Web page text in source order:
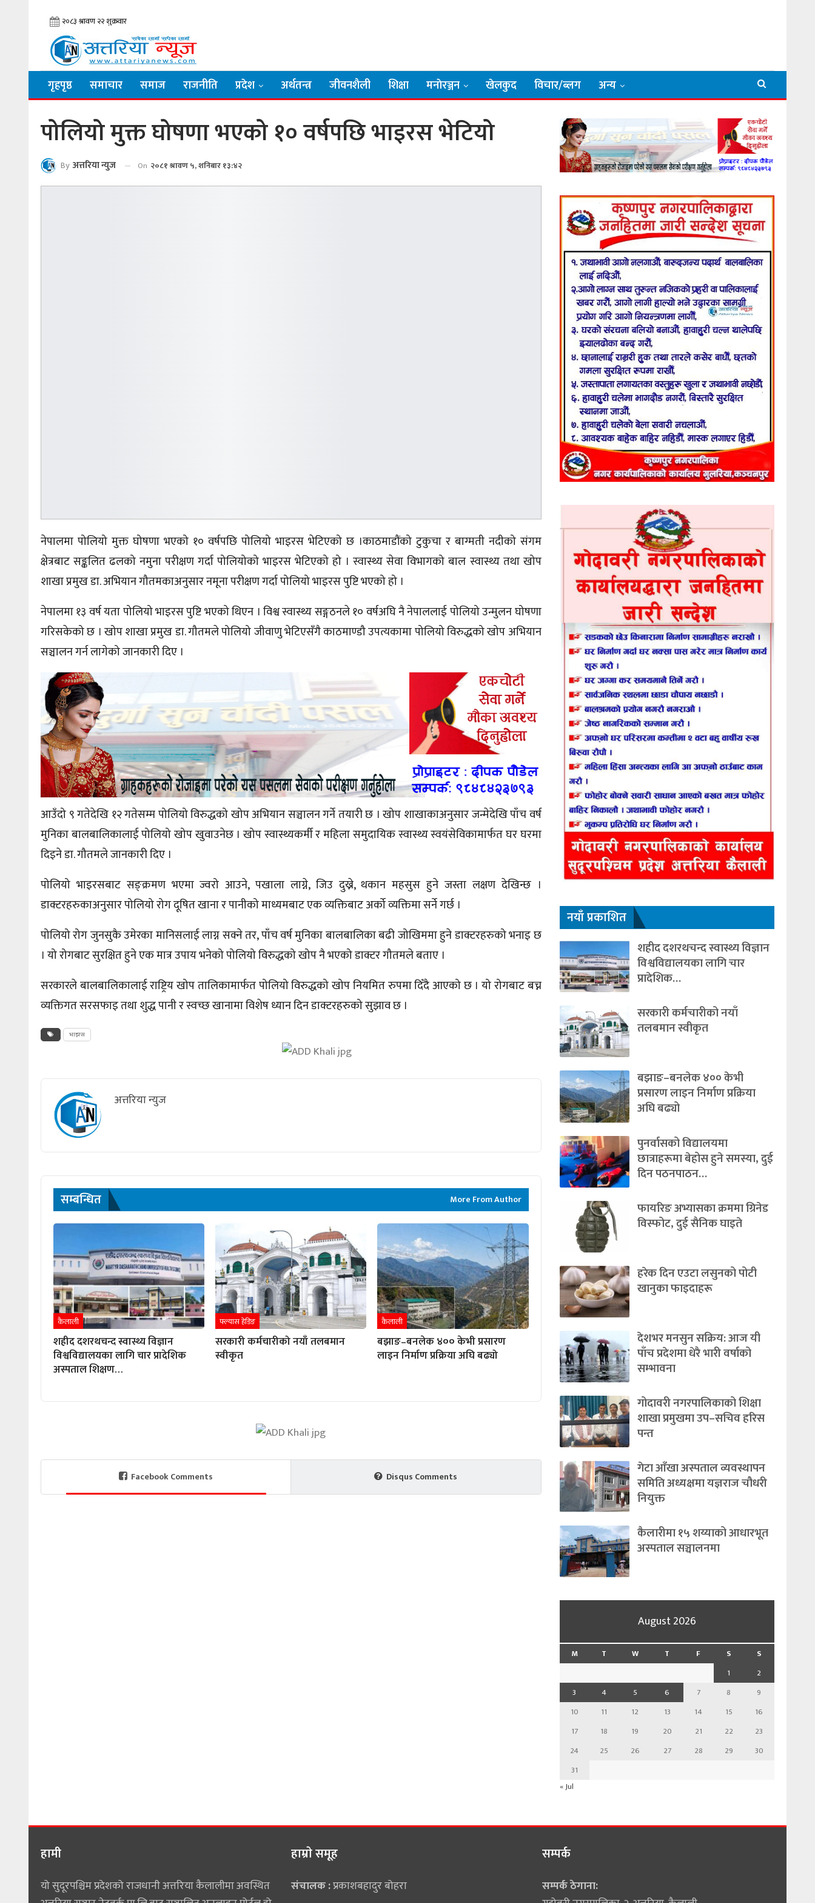
गृहपृष्ठ समाचार समाज राजनीति प्रदेश अर्थतन्त्र जीवनशैली शिक्षा मनाेरञ्जन खेलकुद विचार/ब्लग अन्य
पोलियो मुक्त घोषणा भएको १० वर्षपछि भाइरस भेटियो
By अत्तरिया न्युज On २०८१ श्रावण ५, शनिबार १३:४२
नेपालमा पोलियो मुक्त घोषणा भएको १० वर्षपछि पोलियो भाइरस भेटिएको छ ।काठमाडौंको टुकुचा र बाग्मती नदीको संगम
क्षेत्रबाट सङ्कलित ढलको नमुना परीक्षण गर्दा पोलियोको भाइरस भेटिएको हो । स्वास्थ्य सेवा विभागको बाल स्वास्थ्य तथा खोप
शाखा प्रमुख डा. अभियानगौतमकाअनुसारनमूना परीक्षण गर्दा पोलियो भाइरस पुष्टि भएको हो ।
नेपालमा १३ वर्ष यता पोलियो भाइरस पुष्टि भएको थिएन । विश्व स्वास्थ्य सङ्गठनले १० वर्षअघि नै नेपाललाई पोलियोउन्मुलनघोषणा
गरिसकेको छ । खोप शाखा प्रमुख डा. गौतमले पोलियो जीवाणु भेटिएसँगैकाठमाण्डौउपत्यकामा पोलियो विरुद्धको खोप अभियान
सञ्चालन गर्न लागेको जानकारी दिए ।
आउँदो ९ गतेदेखि १२ गतेसम्म पोलियो विरुद्धको खोप अभियान सञ्चालन गर्ने तयारी छ । खोपशाखाकाअनुसारजन्मेदेखि पाँच वर्ष
मुनिका बालबालिकालाई पोलियो खोप खुवाउनेछ । खोप स्वास्थ्यकर्मी र महिलासमुदायिकस्वास्थ्यस्वयंसेविकामार्फतघर घरमा
दिइने डा. गौतमले जानकारी दिए ।
पोलियो भाइरसबाट सङ्क्रमण भएमा ज्वरो आउने, पखाला लाग्ने, जिउ दुख्ने, थकान महसुस हुने जस्ता लक्षण देखिन्छ ।
डाक्टरहरुकाअनुसारपोलियो रोग दूषित खाना र पानीको माध्यमबाट एक व्यक्तिबाट अर्को व्यक्तिमा सर्ने गर्छ ।
पोलियो रोग जुनसुकै उमेरका मानिसलाई लाग्न सक्ने तर, पाँच वर्ष मुनिका बालबालिका बढी जोखिममा हुनेडाक्टरहरुकोभनाइ छ
। यो रोगबाट सुरक्षित हुने एक मात्र उपाय भनेको पोलियो विरुद्धको खोप नै भएको डाक्टर गौतमले बताए ।
सरकारले बालबालिकालाई राष्ट्रिय खोपतालिकामार्फतपोलियो विरुद्धको खोप नियमित रुपमा दिँदै आएको छ । यो रोगबाट बच्न
व्यक्तिगत सरसफाइ तथा शुद्ध पानी र स्वच्छ खानामा विशेष ध्यान दिनडाक्टरहरुकोसुझाव छ ।
भाइरस
अत्तरिया न्युज
सम्बन्धित More From Author
कैलाली
शहीद दशरथचन्द स्वास्थ्य विज्ञान
विश्वविद्यालयका लागि चार प्रादेशिक
अस्पताल शिक्षण…
फ्ल्यास हेडिङ
सरकारी कर्मचारीको नयाँ तलबमान
स्वीकृत
कैलाली
बझाङ–बनलेक ४०० केभी प्रसारण
लाइन निर्माण प्रक्रिया अघि बढ्यो
Facebook Comments Disqus Comments
नयाँ प्रकाशित
शहीद दशरथचन्द स्वास्थ्य विज्ञान
विश्वविद्यालयका लागि चार
प्रादेशिक…
सरकारी कर्मचारीको नयाँ
तलबमान स्वीकृत
बझाङ–बनलेक ४०० केभी
प्रसारण लाइन निर्माण प्रक्रिया
अघि बढ्यो
पुनर्वासको विद्यालयमा
छात्राहरूमा बेहोस हुने समस्या, दुई
दिन पठनपाठन…
फायरिङ अभ्यासका क्रममा ग्रिनेड
विस्फोट, दुई सैनिक घाइते
हरेक दिन एउटा लसुनको पोटी
खानुका फाइदाहरू
देशभर मनसुन सक्रिय: आज यी
पाँच प्रदेशमा धेरै भारी वर्षाको
सम्भावना
गोदावरी नगरपालिकाको शिक्षा
शाखा प्रमुखमा उप–सचिव हरिस
पन्त
गेटा आँखा अस्पताल व्यवस्थापन
समिति अध्यक्षमा यज्ञराज चौधरी
नियुक्त
कैलारीमा १५ शय्याको आधारभूत
अस्पताल सञ्चालनमा
August 2026
M T W T F S
S
1
2
3
4 5 6 7 8
9
10
11 12 13 14 15
16
17
18 19 20 21 22
23
24
25 26 27 28 29
30
31
« Jul
हामी
यो सुदूरपश्चिम प्रदेशको राजधानी अत्तरिया कैलालीमा अवस्थित
हाम्राे समूह
संचालक :प्रकाशबहादुर बोहरा
सम्पर्क
सम्पर्क ठेगाना: